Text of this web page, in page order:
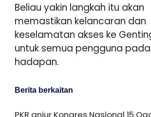
Beliau yakin langkah itu akan
memastikan kelancaran dan
keselamatan akses ke
untuk semua pengguna
hadapan.
Berita berkaitan
PKR anjur Kongres Nasional 15